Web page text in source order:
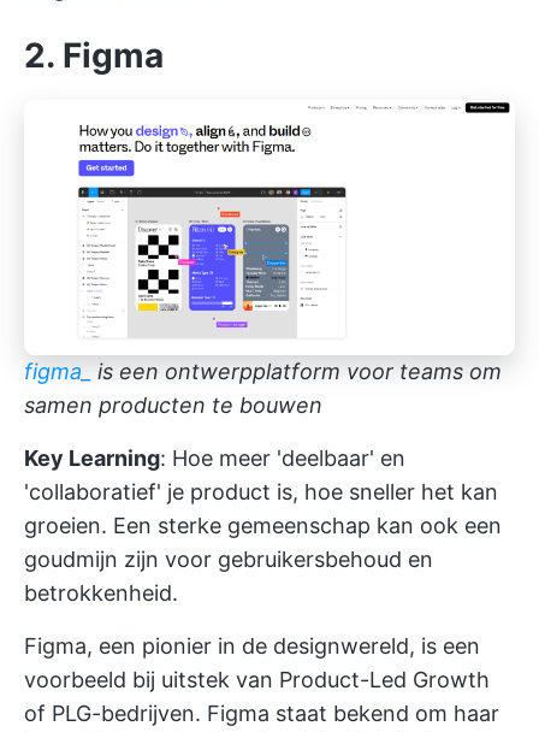
2. Figma
figma_
is een ontwerpplatform voor teams om
samen producten te bouwen
Key Learning: Hoe meer 'deelbaar' en
'collaboratief' je product is, hoe sneller het kan
groeien. Een sterke gemeenschap kan ook een
goudmijn zijn voor gebruikersbehoud en
betrokkenheid.
Figma, een pionier in de designwereld, is een
voorbeeld bij uitstek van Product-Led Growth
of PLG-bedrijven. Figma staat bekend om haar